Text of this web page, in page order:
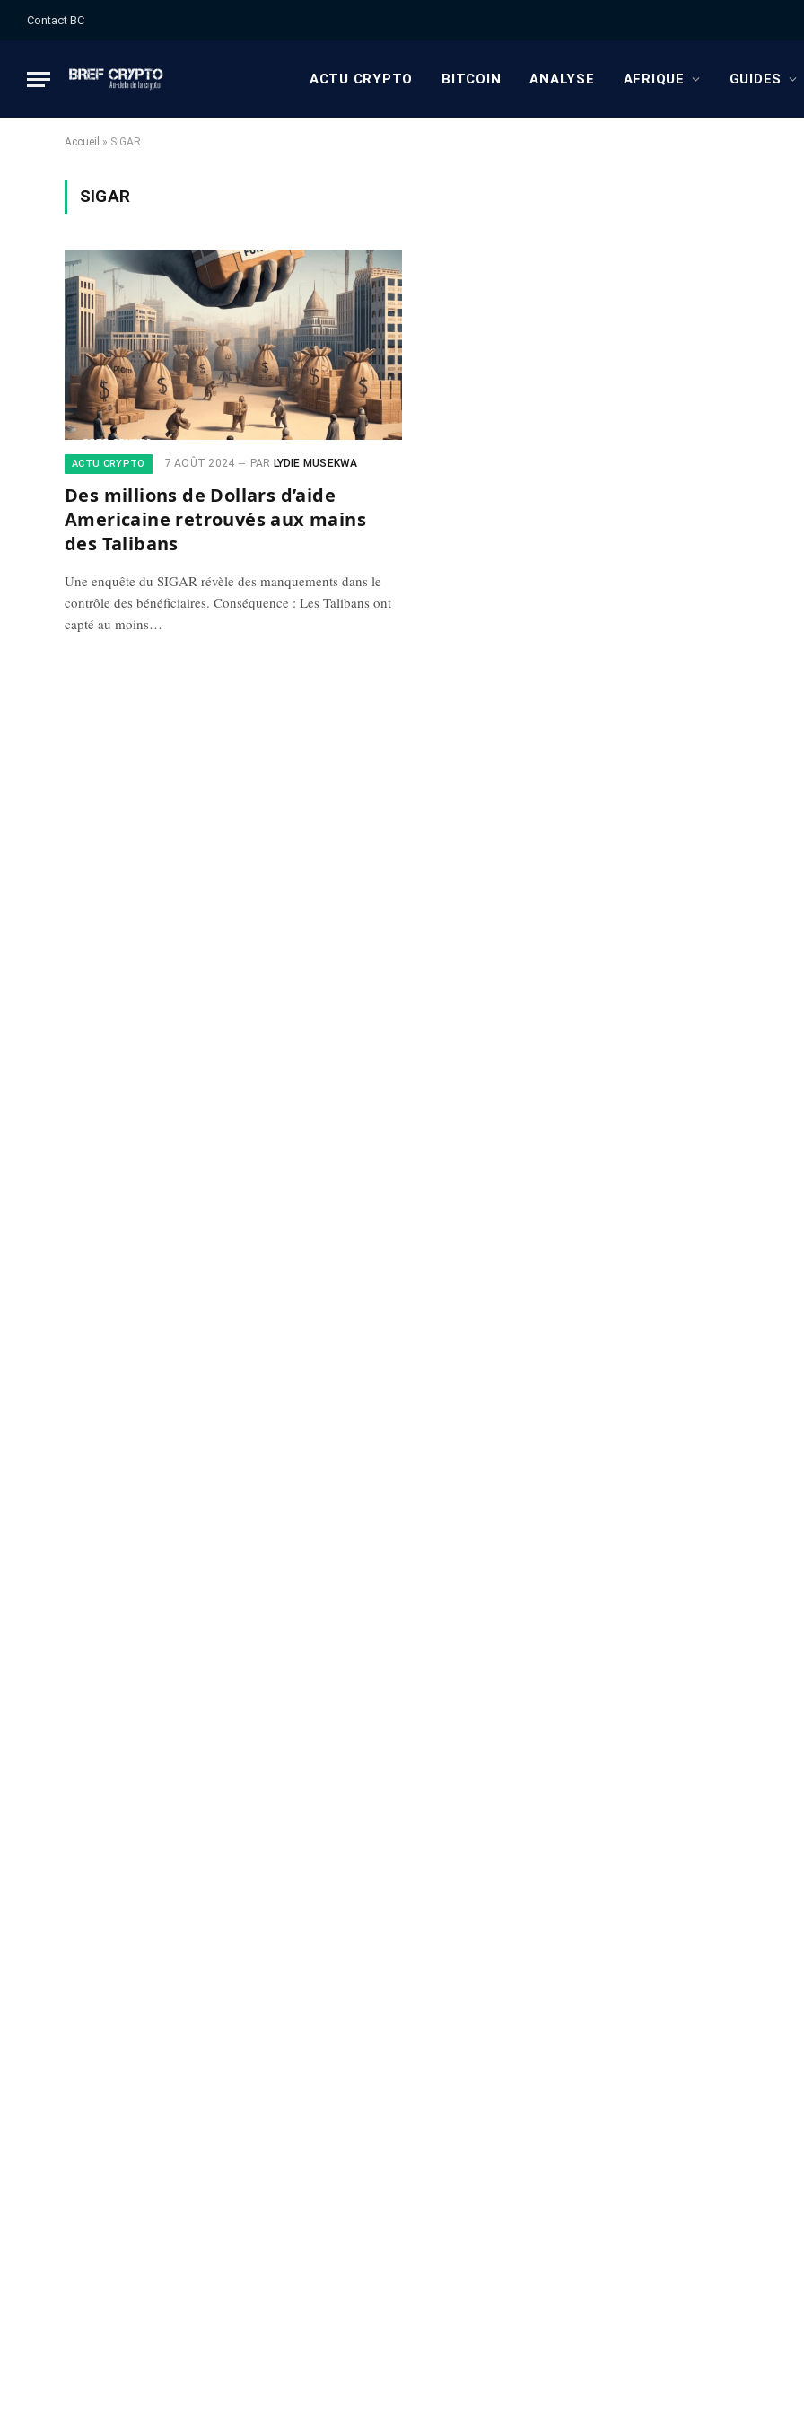
Contact BC
ACTU CRYPTO BITCOIN ANALYSE AFRIQUE GUIDES
Accueil » SIGAR
SIGAR
ACTU CRYPTO 7 AOÛT 2024 PAR LYDIE MUSEKWA
Des millions de Dollars d’aide
Americaine retrouvés aux mains
des Talibans
Une enquête du SIGAR révèle des manquements dans le
contrôle des bénéficiaires. Conséquence : Les Talibans ont
capté au moins…